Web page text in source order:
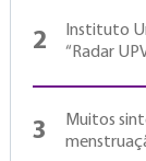
2
Instituto
“Radar
3
Muitos